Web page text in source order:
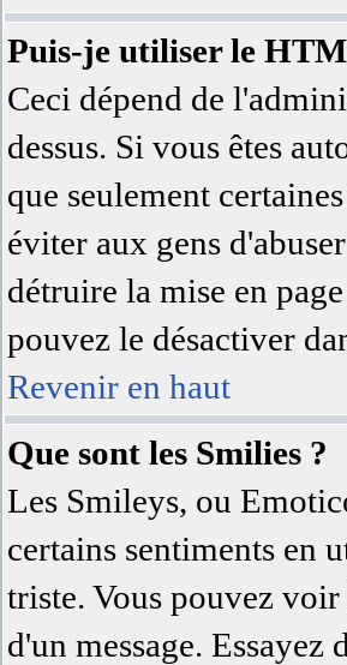
Puis-je utiliser le
Ceci dépend de
dessus. Si vous êtes
que seulement
éviter aux gens
détruire la mise en
pouvez le désactiver
Revenir en haut
Que sont les Smilies ?
Les Smileys, ou
certains sentiments en
triste. Vous pouvez
d'un message.